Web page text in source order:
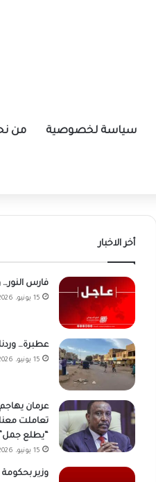
سياسة لخصوصية من
أخر الاخبار
فارس النور…
15 يونيو، 2026
عطبرة…
15 يونيو، 2026
عرمان
تعاملت
“يطلع جمل”
15 يونيو، 2026
وزير